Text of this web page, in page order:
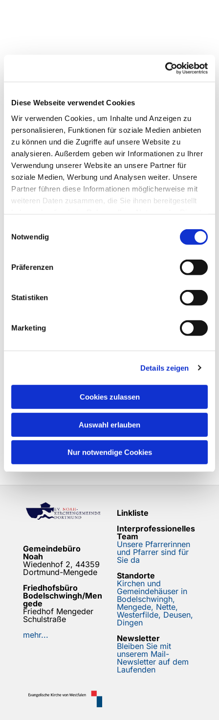
Diese Webseite verwendet Cookies
Wir verwenden Cookies, um Inhalte und Anzeigen zu
personalisieren, Funktionen für soziale Medien anbieten
zu können und die Zugriffe auf unsere Website zu
analysieren. Außerdem geben wir Informationen zu Ihrer
Verwendung unserer Website an unsere Partner für
soziale Medien, Werbung und Analysen weiter. Unsere
Partner führen diese Informationen möglicherweise mit
weiteren Daten zusammen, die Sie ihnen bereitgestellt
Notwendig
Präferenzen
Statistiken
Marketing
Details zeigen
Cookies zulassen
Auswahl erlauben
Nur notwendige Cookies
Dies könnte Sie auch
interessieren
Gemeindebüro
Noah
Wiedenhof 2, 44359
Dortmund-Mengede
Friedhofsbüro
Bodelschwingh/Men
gede
Friedhof Mengeder
Schulstraße
mehr...
Linkliste
Interprofessionelles
Team
Unsere Pfarrerinnen
und Pfarrer sind für
Sie da
Standorte
Kirchen und
Gemeindehäuser in
Bodelschwingh,
Mengede, Nette,
Westerfilde, Deusen,
Dingen
Newsletter
Bleiben Sie mit
unserem Mail-
Newsletter auf dem
Laufenden